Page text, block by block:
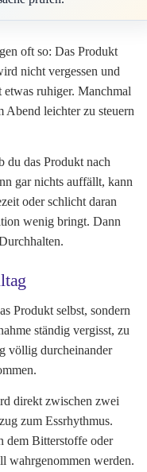
oft so: Das Produkt
nicht vergessen und
ruhiger. Manchmal
Abend leichter zu steuern
du das Produkt nach
gar nichts auffällt, kann
oder schlicht daran
wenig bringt. Dann
Produkt selbst, sondern
ständig vergisst, zu
völlig durcheinander
direkt zwischen zwei
zum Essrhythmus.
dem Bitterstoffe oder
wahrgenommen werden.